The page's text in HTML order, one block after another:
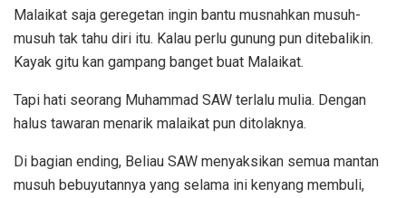
Malaikat saja geregetan ingin bantu musnahkan musuh-
musuh tak tahu diri itu. Kalau perlu gunung pun ditebalikin.
Kayak gitu kan gampang banget buat Malaikat.
Tapi hati seorang Muhammad SAW terlalu mulia. Dengan
halus tawaran menarik malaikat pun ditolaknya.
Di bagian ending, Beliau SAW menyaksikan semua mantan
musuh bebuyutannya yang selama ini kenyang membuli,